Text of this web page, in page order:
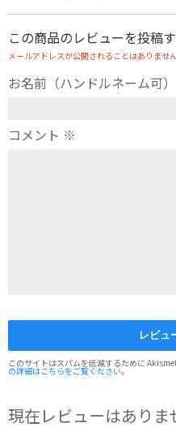
この商品のレビューを投稿
メールアドレスが公開されることはありません
お名前（ハンドルネーム可）
コメント ※
このサイトはスパムを低減するために
の詳細はこちらをご覧ください。
現在レビューはありま